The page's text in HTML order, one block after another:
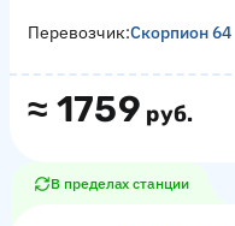
≈ 1759 руб.
Перевозчик:Скорпион 64
В пределах станции